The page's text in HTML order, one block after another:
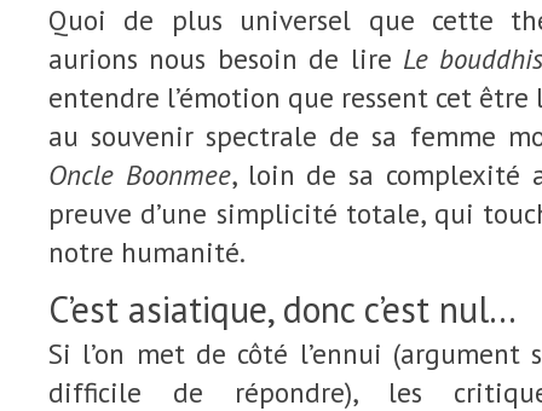
Quoi de plus universel que cette
aurions nous besoin de lire Le
entendre l’émotion que ressent cet être
au souvenir spectrale de sa femme
Oncle Boonmee, loin de sa complexité
preuve d’une simplicité totale, qui
notre humanité.
C’est asiatique, donc c’est nul…
Si l’on met de côté l’ennui
difficile de répondre), les